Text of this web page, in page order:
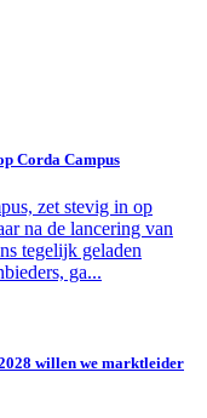
Corda Campus
zet stevig in op
na de lancering van
tegelijk geladen
ga...
willen we marktleider